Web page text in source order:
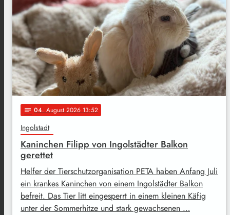
notes 04. August 2026 13:52
Ingolstadt
Kaninchen Filipp von Ingolstädter Balkon
gerettet
Helfer der Tierschutzorganisation PETA haben Anfang Juli
ein krankes Kaninchen von einem Ingolstädter Balkon
befreit. Das Tier litt eingesperrt in einem kleinen Käfig
unter der Sommerhitze und stark gewachsenen …